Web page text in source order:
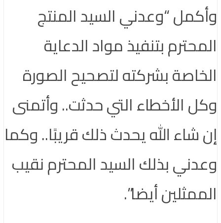
وأكمل “وعدني السيد المنتج
المحترم بتنفيذ مواد الدعاية
الخاصة بشركته لتصحيح الصورة
وكل الأخطاء التي حدثت.. وأتمنى
إن شاء الله يحدث ذلك قريبًا.. وكما
وعدني بذلك السيد المحترم نقيب
الممثلين أيضا”.